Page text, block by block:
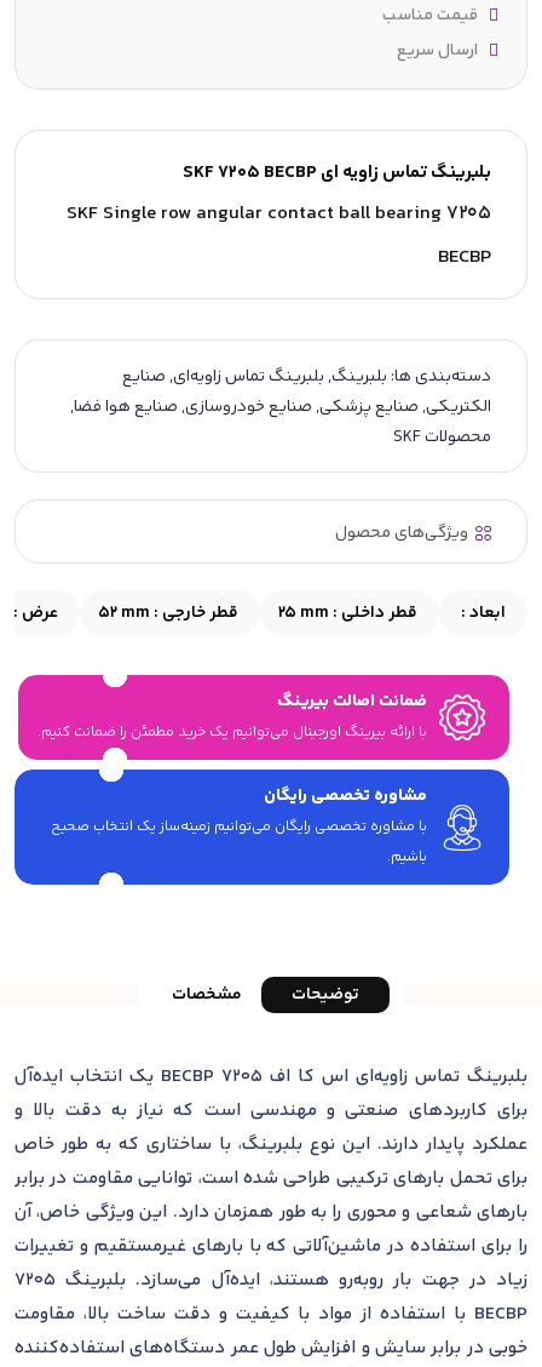
بلبرینگ تماس زاویه ای SKF 7205 BECBP
SKF Single row angular contact ball bearing 7205
BECBP
دسته‌بندی ها: بلبرینگ,بلبرینگ تماس زاویه‌ای,صنایع
الکتریکی,صنایع پزشکی,صنایع خودروسازی,صنایع هوا فضا,
محصولات SKF
ویژگی‌های محصول
ابعاد : قطر داخلی : 25 mm قطر خارجی : 52 mm عرض :
ضمانت اصالت بیرینگ
با ارائه بیرینگ اورجینال می‎‌توانیم یک خرید مطمئن را ضمانت کنیم.
مشاوره تخصصی رایگان
با مشاوره تخصصی رایگان می‌توانیم زمینه‌ساز یک انتخاب صحیح
باشیم.
قیمت مناسب
ارسال سریع
توضیحات مشخصات
بلبرینگ تماس زاویه‌ای اس کا اف 7205 BECBP یک انتخاب ایده‌آل
برای کاربردهای صنعتی و مهندسی است که نیاز به دقت بالا و
عملکرد پایدار دارند. این نوع بلبرینگ، با ساختاری که به طور خاص
برای تحمل بارهای ترکیبی طراحی شده است، توانایی مقاومت در برابر
بارهای شعاعی و محوری را به طور همزمان دارد. این ویژگی خاص، آن
را برای استفاده در ماشین‌آلاتی که با بارهای غیرمستقیم و تغییرات
زیاد در جهت بار روبه‌رو هستند، ایده‌آل می‌سازد. بلبرینگ 7205
BECBP با استفاده از مواد با کیفیت و دقت ساخت بالا، مقاومت
خوبی در برابر سایش و افزایش طول عمر دستگاه‌های استفاده‌کننده